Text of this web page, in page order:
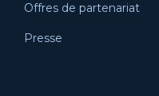
Offres de partenariat
Presse